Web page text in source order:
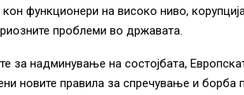
кон функционери на високо ниво,
проблеми во државата.
за надминување на состојбата,
новите правила за спречување и борба